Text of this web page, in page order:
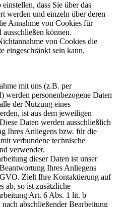
dass Sie über das
werden und einzeln über deren
Annahme von Cookies für
ausschließen können.
von Cookies die
eingeschränkt sein kann.
mit uns (z.B. per
personenbezogene Daten
der Nutzung eines
ist aus dem jeweiligen
Daten werden ausschließlich
Ihres Anliegens bzw. für die
verbundene technische
verwendet.
dieser Daten ist unser
Ihres Anliegens
Zielt Ihre Kontaktierung auf
ab, so ist zusätzliche
Art. 6 Abs. 1 lit. b
abschließender Bearbeitung